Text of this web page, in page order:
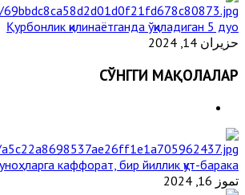
Қурбонлик қилинаётганда ўқиладиган 5 дуо
حزيران 14, 2024
СЎНГГИ МАҚОЛАЛАР
каффорат, бир йиллик қут-барака
تموز 16, 2024